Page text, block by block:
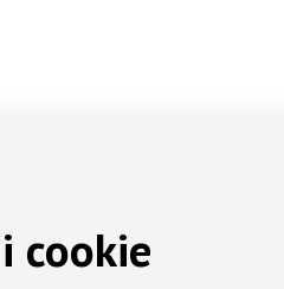
cookie